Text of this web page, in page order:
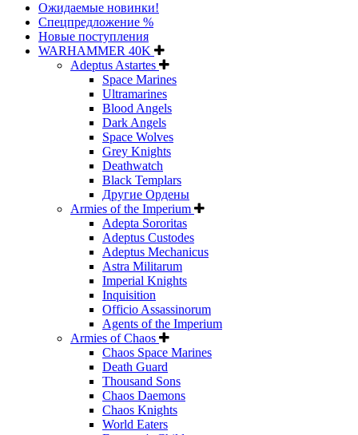
Ожидаемые новинки!
Спецпредложение %
Новые поступления
WARHAMMER 40K
Adeptus Astartes
Space Marines
Ultramarines
Blood Angels
Dark Angels
Space Wolves
Grey Knights
Deathwatch
Black Templars
Другие Ордены
Armies of the Imperium
Adepta Sororitas
Adeptus Custodes
Adeptus Mechanicus
Astra Militarum
Imperial Knights
Inquisition
Officio Assassinorum
Agents of the Imperium
Armies of Chaos
Chaos Space Marines
Death Guard
Thousand Sons
Chaos Daemons
Chaos Knights
World Eaters